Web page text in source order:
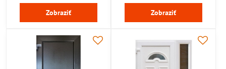
Zobraziť Zobraziť